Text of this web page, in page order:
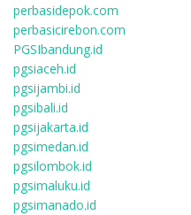
perbasidepok.com
perbasicirebon.com
PGSIbandung.id
pgsiaceh.id
pgsijambi.id
pgsibali.id
pgsijakarta.id
pgsimedan.id
pgsilombok.id
pgsimaluku.id
pgsimanado.id